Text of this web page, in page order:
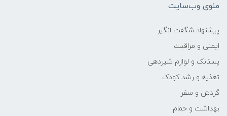
منوی وب‌سایت
پیشنهاد شگفت انگیر
ایمنی و مراقبت
پستانک و لوازم شیردهی
تغذیه و رشد کودک
گردش و سفر
بهداشت و حمام